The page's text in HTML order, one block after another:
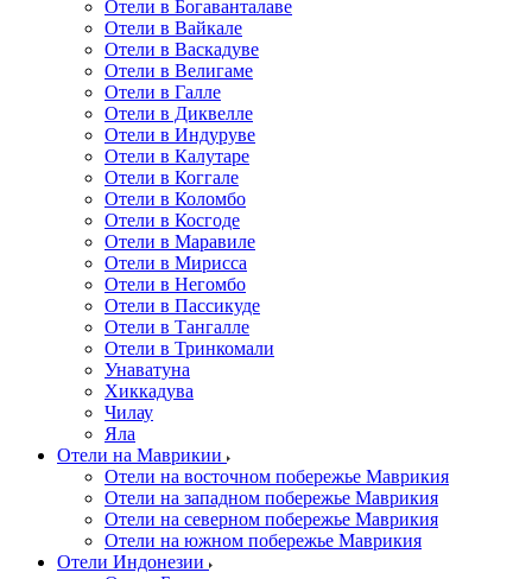
Отели в Богаванталаве
Отели в Вайкале
Отели в Васкадуве
Отели в Велигаме
Отели в Галле
Отели в Диквелле
Отели в Индуруве
Отели в Калутаре
Отели в Коггале
Отели в Коломбо
Отели в Косгоде
Отели в Маравиле
Отели в Мирисса
Отели в Негомбо
Отели в Пассикуде
Отели в Тангалле
Отели в Тринкомали
Унаватуна
Хиккадува
Чилау
Яла
Отели на Маврикии
Отели на восточном побережье Маврикия
Отели на западном побережье Маврикия
Отели на северном побережье Маврикия
Отели на южном побережье Маврикия
Отели Индонезии